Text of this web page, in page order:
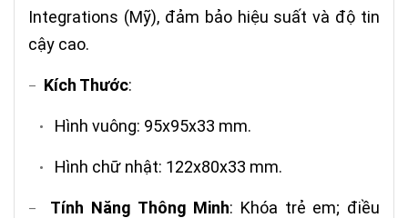
Integrations (Mỹ), đảm bảo hiệu suất và độ tin
cậy cao.
– Kích Thước:
• Hình vuông: 95x95x33 mm.
• Hình chữ nhật: 122x80x33 mm.
– Tính Năng Thông Minh: Khóa trẻ em; điều